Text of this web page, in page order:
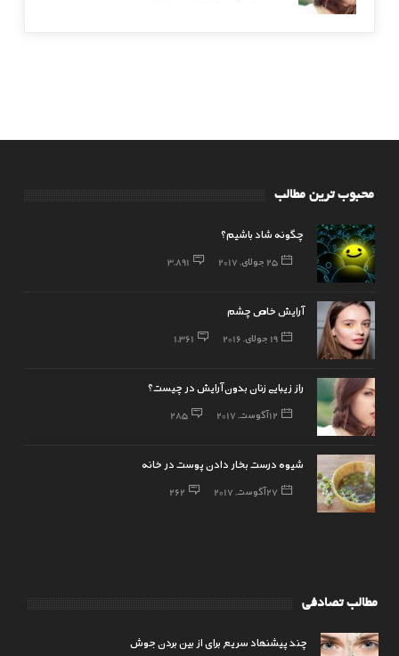
محبوب ترین مطالب
چگونه شاد باشیم؟
25 جولای, 2017 3,891
آرایش خاص چشم
19 جولای, 2016 1,361
راز زیبایی زنان بدون آرایش در چیست؟
12 آگوست, 2017 285
شیوه درست بخار دادن پوست در خانه
27 آگوست, 2017 262
مطالب تصادفی
چند پیشنهاد سریع برای از بین بردن جوش